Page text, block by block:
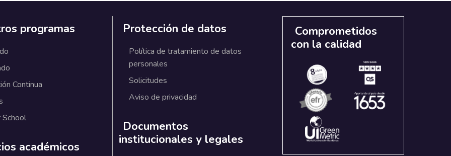
programas
Continua
académicos
Protección de datos
Política de tratamiento de datos
personales
Solicitudes
Aviso de privacidad
Documentos
institucionales y legales
Comprometidos
con la calidad